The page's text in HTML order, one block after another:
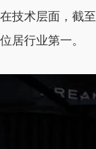
在技术层面，截
位居行业第一。